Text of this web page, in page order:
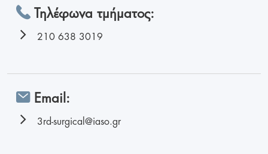
Τηλέφωνα τμήματος:
210 638 3019
Email:
3rd-surgical@iaso.gr